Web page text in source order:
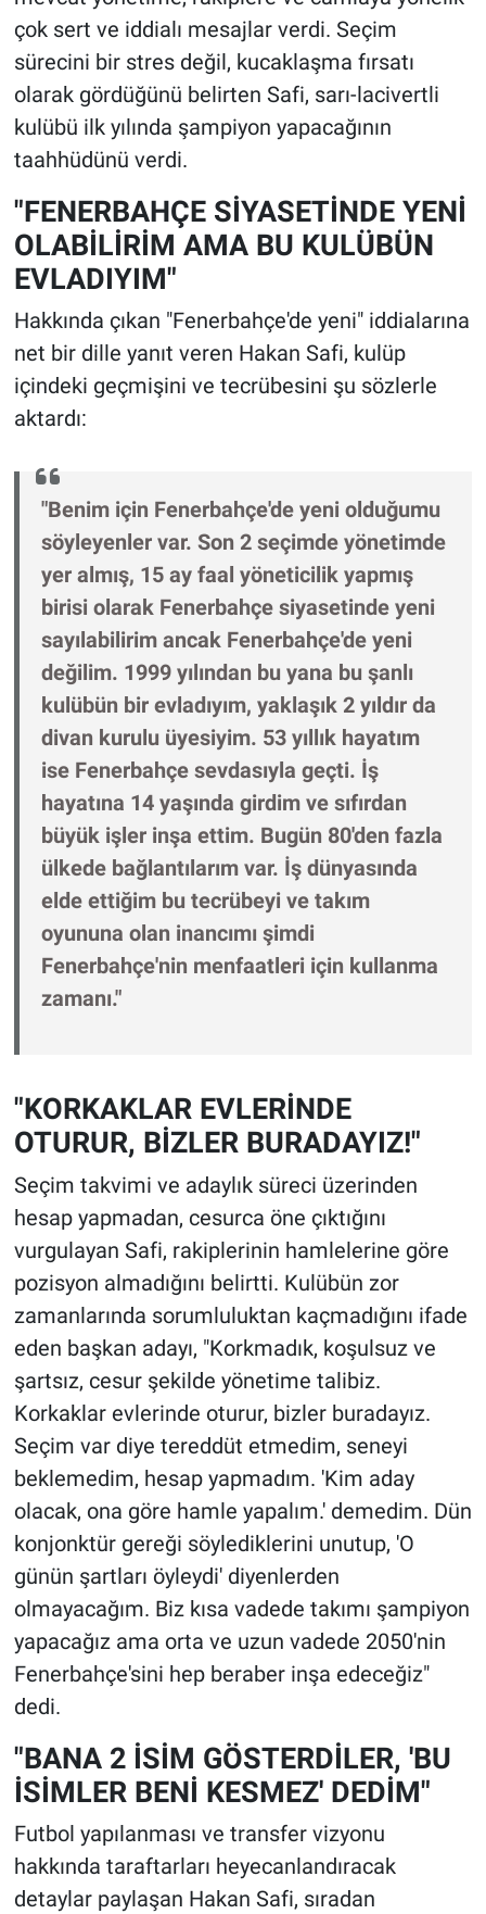
çok sert ve iddialı mesajlar verdi. Seçim
sürecini bir stres değil, kucaklaşma fırsatı
olarak gördüğünü belirten Safi, sarı-lacivertli
kulübü ilk yılında şampiyon yapacağının
taahhüdünü verdi.
"FENERBAHÇE SİYASETİNDE YENİ
OLABİLİRİM AMA BU KULÜBÜN
EVLADIYIM"
Hakkında çıkan "Fenerbahçe'de yeni" iddialarına
net bir dille yanıt veren Hakan Safi, kulüp
içindeki geçmişini ve tecrübesini şu sözlerle
aktardı:
"Benim için Fenerbahçe'de yeni olduğumu
söyleyenler var. Son 2 seçimde yönetimde
yer almış, 15 ay faal yöneticilik yapmış
birisi olarak Fenerbahçe siyasetinde yeni
sayılabilirim ancak Fenerbahçe'de yeni
değilim. 1999 yılından bu yana bu şanlı
kulübün bir evladıyım, yaklaşık 2 yıldır da
divan kurulu üyesiyim. 53 yıllık hayatım
ise Fenerbahçe sevdasıyla geçti. İş
hayatına 14 yaşında girdim ve sıfırdan
büyük işler inşa ettim. Bugün 80'den fazla
ülkede bağlantılarım var. İş dünyasında
elde ettiğim bu tecrübeyi ve takım
oyununa olan inancımı şimdi
Fenerbahçe'nin menfaatleri için kullanma
zamanı."
"KORKAKLAR EVLERİNDE
OTURUR, BİZLER BURADAYIZ!"
Seçim takvimi ve adaylık süreci üzerinden
hesap yapmadan, cesurca öne çıktığını
vurgulayan Safi, rakiplerinin hamlelerine göre
pozisyon almadığını belirtti. Kulübün zor
zamanlarında sorumluluktan kaçmadığını ifade
eden başkan adayı, "Korkmadık, koşulsuz ve
şartsız, cesur şekilde yönetime talibiz.
Korkaklar evlerinde oturur, bizler buradayız.
Seçim var diye tereddüt etmedim, seneyi
beklemedim, hesap yapmadım. 'Kim aday
olacak, ona göre hamle yapalım.' demedim. Dün
konjonktür gereği söylediklerini unutup, 'O
günün şartları öyleydi' diyenlerden
olmayacağım. Biz kısa vadede takımı şampiyon
yapacağız ama orta ve uzun vadede 2050'nin
Fenerbahçe'sini hep beraber inşa edeceğiz"
dedi.
"BANA 2 İSİM GÖSTERDİLER, 'BU
İSİMLER BENİ KESMEZ' DEDİM"
Futbol yapılanması ve transfer vizyonu
hakkında taraftarları heyecanlandıracak
detaylar paylaşan Hakan Safi, sıradan